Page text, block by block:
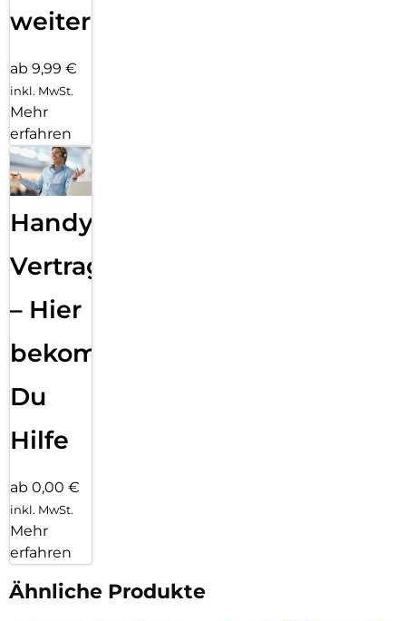
weiter
ab 9,99 €
inkl. MwSt.
Mehr
erfahren
Handy
Vertragsabwicklung
– Hier
bekommst
Du
Hilfe
ab 0,00 €
inkl. MwSt.
Mehr
erfahren
Ähnliche Produkte